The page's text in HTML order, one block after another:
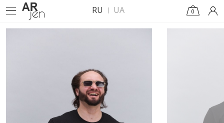
RU UA 0